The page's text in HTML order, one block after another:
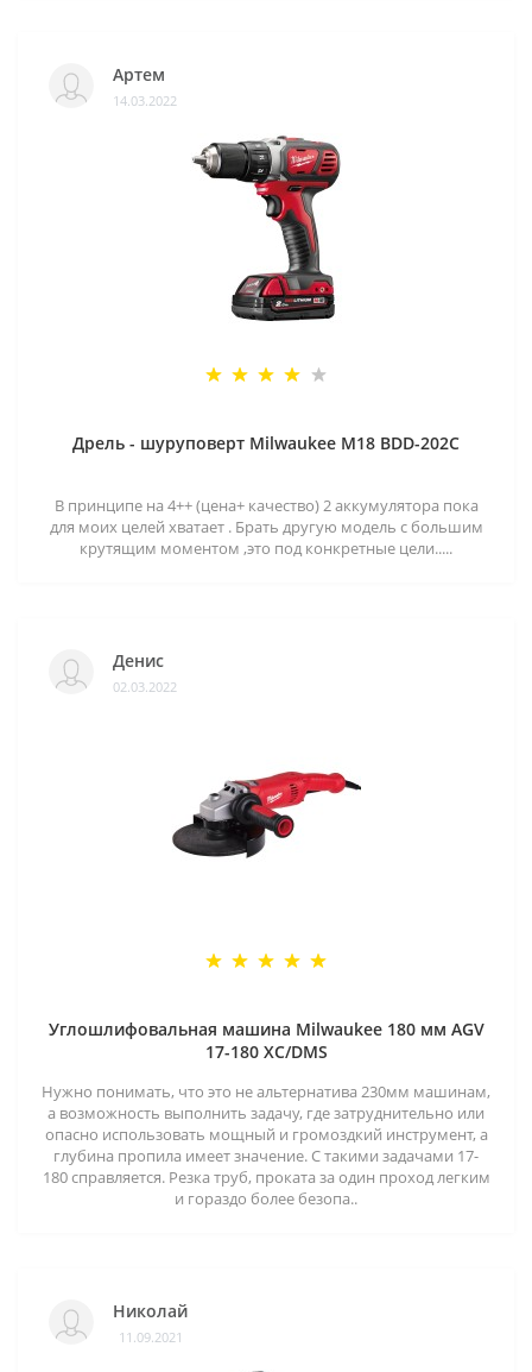
Артем
14.03.2022
Дрель - шуруповерт Milwaukee M18 BDD-202C
В принципе на 4++ (цена+ качество) 2 аккумулятора пока
для моих целей хватает . Брать другую модель с большим
крутящим моментом ,это под конкретные цели.....
Денис
02.03.2022
Углошлифовальная машина Milwaukee 180 мм AGV
17-180 XC/DMS
Нужно понимать, что это не альтернатива 230мм машинам,
а возможность выполнить задачу, где затруднительно или
опасно использовать мощный и громоздкий инструмент, а
глубина пропила имеет значение. С такими задачами 17-
180 справляется. Резка труб, проката за один проход легким
и гораздо более безопа..
Николай
11.09.2021